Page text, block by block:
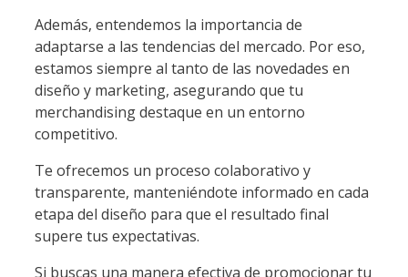
Además, entendemos la importancia de
adaptarse a las tendencias del mercado. Por eso,
estamos siempre al tanto de las novedades en
diseño y marketing, asegurando que tu
merchandising destaque en un entorno
competitivo.
Te ofrecemos un proceso colaborativo y
transparente, manteniéndote informado en cada
etapa del diseño para que el resultado final
supere tus expectativas.
Si buscas una manera efectiva de promocionar tu